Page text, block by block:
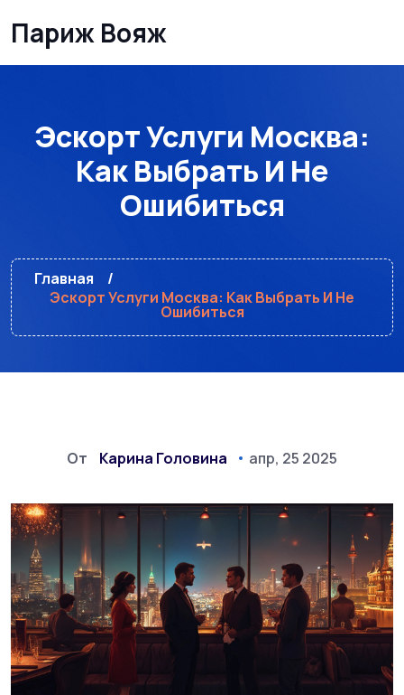
Париж Вояж
Эскорт Услуги Москва:
Как Выбрать И Не
Ошибиться
Главная
Эскорт Услуги Москва: Как Выбрать И Не
Ошибиться
От Карина Головина апр, 25 2025